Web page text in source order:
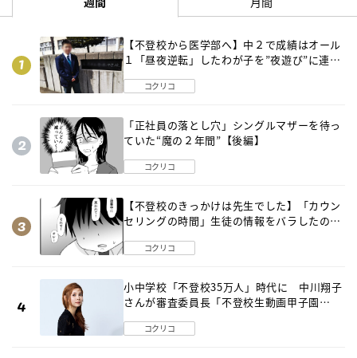
【不登校から医学部へ】中２で成績はオール
１「昼夜逆転」したわが子を”夜遊び”に連れ
コクリコ
「正社員の落とし穴」シングルマザーを待っ
ていた“魔の２年間”【後編】
コクリコ
【不登校のきっかけは先生でした】「カウン
セリングの時間」生徒の情報をバラしたの
コクリコ
小中学校「不登校35万人」時代に 中川翔子
さんが審査委員長「不登校生動画甲子園
コクリコ